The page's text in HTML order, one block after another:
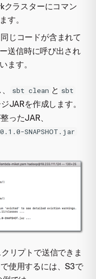
クラスターにコマン
す。
じコードが含まれて
送信時に呼び出され
ます。
sbt clean と sbt
JARを作成します。
ったJAR、
SNAPSHOT.jar
クリプトで送信できま
使用するには、S3で